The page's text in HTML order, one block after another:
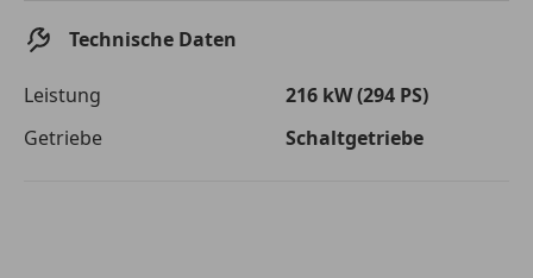
Technische Daten
Leistung
216 kW (294 PS)
Getriebe
Schaltgetriebe